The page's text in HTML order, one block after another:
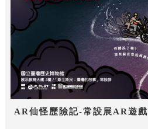
AR仙怪歷險記-常設展AR遊戲